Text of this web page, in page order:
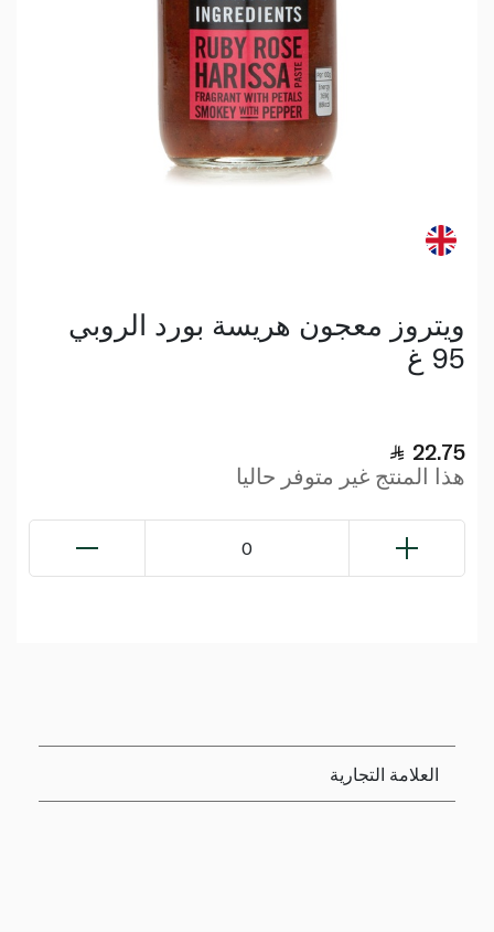
ويتروز معجون هريسة بورد الروبي
95 غ
22.75
هذا المنتج غير متوفر حاليا
0
العلامة التجارية